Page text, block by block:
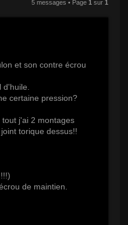
5 messages • Page1 sur1
et son contre écrou
d'huile.
certaine pression?
j'ai 2 montages
torique dessus!!
de maintien.